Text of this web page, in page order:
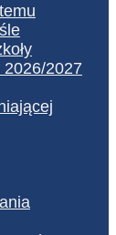
2027